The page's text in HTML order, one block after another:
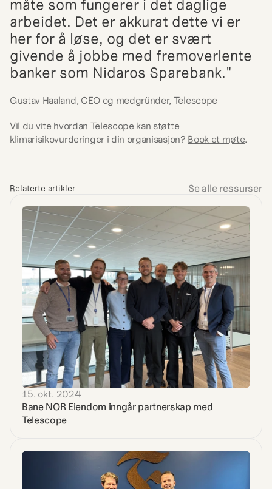
måte som fungerer i det daglige
arbeidet. Det er akkurat dette vi er
her for å løse, og det er svært
givende å jobbe med fremoverlente
banker som Nidaros Sparebank."
Gustav Haaland, CEO og medgründer, Telescope
Vil du vite hvordan Telescope kan støtte
klimarisikovurderinger i din organisasjon? Book et møte.
Relaterte artikler Se alle ressurser
15. okt. 2024
Bane NOR Eiendom inngår partnerskap med
Telescope